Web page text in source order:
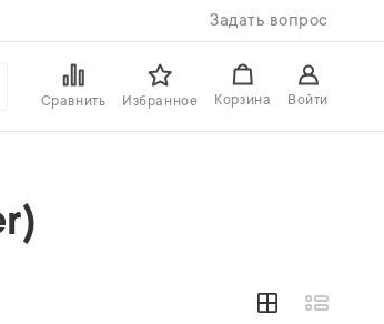
Задать вопрос
Сравнить Избранное Корзина Войти